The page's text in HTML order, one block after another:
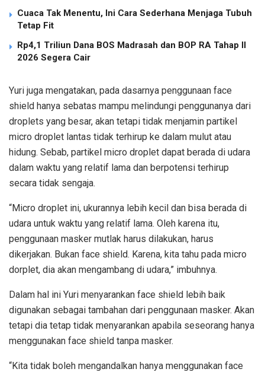
Cuaca Tak Menentu, Ini Cara Sederhana Menjaga Tubuh
Tetap Fit
Rp4,1 Triliun Dana BOS Madrasah dan BOP RA Tahap II
2026 Segera Cair
Yuri juga mengatakan, pada dasarnya penggunaan face
shield hanya sebatas mampu melindungi penggunanya dari
droplets yang besar, akan tetapi tidak menjamin partikel
micro droplet lantas tidak terhirup ke dalam mulut atau
hidung. Sebab, partikel micro droplet dapat berada di udara
dalam waktu yang relatif lama dan berpotensi terhirup
secara tidak sengaja.
“Micro droplet ini, ukurannya lebih kecil dan bisa berada di
udara untuk waktu yang relatif lama. Oleh karena itu,
penggunaan masker mutlak harus dilakukan, harus
dikerjakan. Bukan face shield. Karena, kita tahu pada micro
dorplet, dia akan mengambang di udara,” imbuhnya.
Dalam hal ini Yuri menyarankan face shield lebih baik
digunakan sebagai tambahan dari penggunaan masker. Akan
tetapi dia tetap tidak menyarankan apabila seseorang hanya
menggunakan face shield tanpa masker.
“Kita tidak boleh mengandalkan hanya menggunakan face